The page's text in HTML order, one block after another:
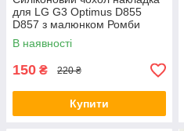
для LG G3 Optimus D855
D857 з малюнком Ромби
В наявності
150 ₴ 220 ₴
Купити